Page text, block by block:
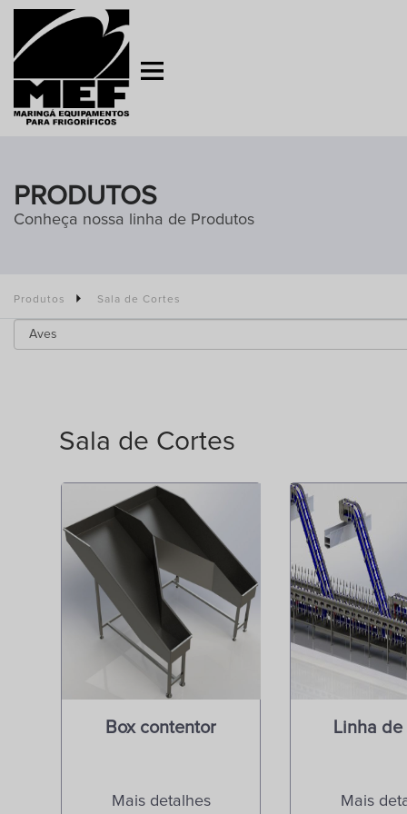
PRODUTOS
Conheça nossa linha de Produtos
Produtos Sala de Cortes
Sala de Cortes
Box contentor
Mais detalhes
Linha
Mais